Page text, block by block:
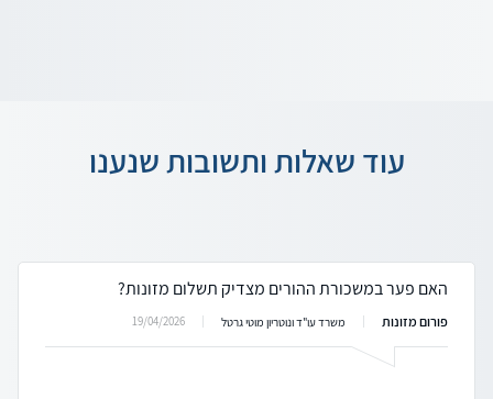
עוד שאלות ותשובות שנענו
האם פער במשכורת ההורים מצדיק תשלום מזונות?
פורום מזונות משרד עו"ד ונוטריון מוטי גרטל 19/04/2026